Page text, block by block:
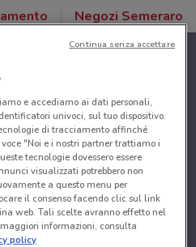
Negozi Semeraro
e accediamo ai dati personali,
univoci, sul tuo dispositivo.
di tracciamento affinché
"Noi e i nostri partner trattiamo i
tecnologie dovessero essere
visualizzati potrebbero non
a questo menu per
il consenso facendo clic sul link
web. Tali scelte avranno effetto nel
informazioni, consulta
policy
Continua senza accettare